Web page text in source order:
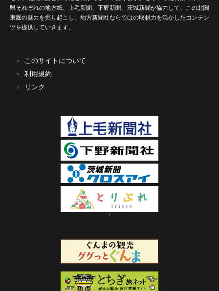
県それぞれの地方紙、上毛新聞、下野新聞、茨城新聞が協力して、この北関
東圏の魅力を掘り起こし、地方新聞社ならではの取材力を活かしたコンテン
ツを提供していきます。
このサイトについて
利用規約
リンク